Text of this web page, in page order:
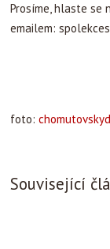
Prosíme, hlaste se
emailem:
foto:
Související